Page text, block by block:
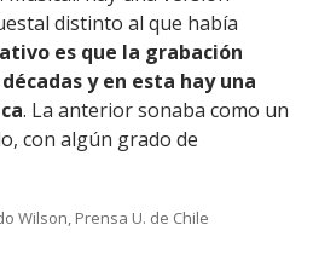
distinto al que había
es que la grabación
y en esta hay una
. La anterior sonaba como un
con algún grado de
Wilson, Prensa U. de Chile